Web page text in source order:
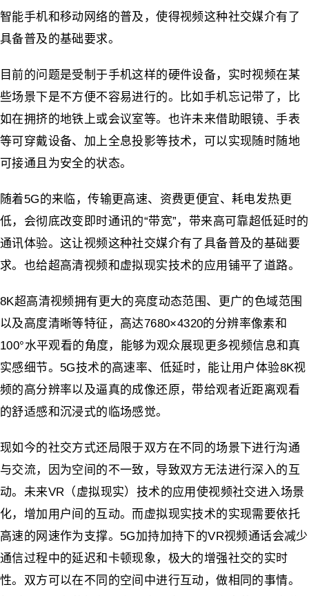
智能手机和移动网络的普及，使得视频这种社交媒介有了
具备普及的基础要求。
目前的问题是受制于手机这样的硬件设备，实时视频在某
些场景下是不方便不容易进行的。比如手机忘记带了，比
如在拥挤的地铁上或会议室等。也许未来借助眼镜、手表
等可穿戴设备、加上全息投影等技术，可以实现随时随地
可接通且为安全的状态。
随着5G的来临，传输更高速、资费更便宜、耗电发热更
低，会彻底改变即时通讯的“带宽”，带来高可靠超低延时的
通讯体验。这让视频这种社交媒介有了具备普及的基础要
求。也给超高清视频和虚拟现实技术的应用铺平了道路。
8K超高清视频拥有更大的亮度动态范围、更广的色域范围
以及高度清晰等特征，高达7680×4320的分辨率像素和
100°水平观看的角度，能够为观众展现更多视频信息和真
实感细节。5G技术的高速率、低延时，能让用户体验8K视
频的高分辨率以及逼真的成像还原，带给观者近距离观看
的舒适感和沉浸式的临场感觉。
现如今的社交方式还局限于双方在不同的场景下进行沟通
与交流，因为空间的不一致，导致双方无法进行深入的互
动。未来VR（虚拟现实）技术的应用使视频社交进入场景
化，增加用户间的互动。而虚拟现实技术的实现需要依托
高速的网速作为支撑。5G加持加持下的VR视频通话会减少
通信过程中的延迟和卡顿现象，极大的增强社交的实时
性。双方可以在不同的空间中进行互动，做相同的事情。